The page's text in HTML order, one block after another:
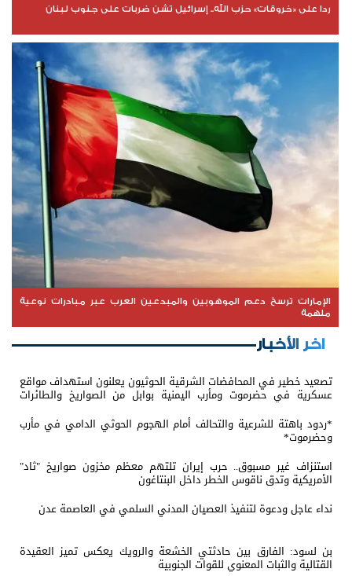
ردا على «خروقات» حزب الله.. إسرائيل تشن ضربات على جنوب لبنان
الإمارات ترسخ دعم الموهوبين والمبدعين العرب عبر مبادرات نوعية
ملهمة
اخر الأخبار
تصعيد خطير في المحافضات الشرقية الحوثيون يعلنون استهداف مواقع
عسكرية في حضرموت ومأرب اليمنية بوابل من الصواريخ والطائرات
*ردود باهتة للشرعية والتحالف أمام الهجوم الحوثي الدامي في مأرب
وحضرموت*
استنزاف غير مسبوق.. حرب إيران تلتهم معظم مخزون صواريخ "ثاد"
الأمريكية وتدق ناقوس الخطر داخل البنتاغون
نداء عاجل ودعوة لتنفيذ العصيان المدني السلمي في العاصمة عدن
بن لسود: الفارق بين حادثتي الخشعة والرويك يعكس تميز العقيدة
القتالية والثبات المعنوي للقوات الجنوبية